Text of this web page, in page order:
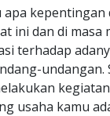
apa
ini dan di masa
terhadap
undangan.
kegiatan
usaha kamu